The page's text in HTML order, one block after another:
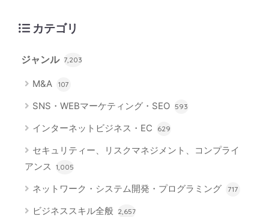
カテゴリ
ジャンル 7,203
M&A 107
SNS・WEBマーケティング・SEO 593
インターネットビジネス・EC 629
セキュリティー、リスクマネジメント、コンプライ
アンス 1,005
ネットワーク・システム開発・プログラミング 717
ビジネススキル全般 2,657